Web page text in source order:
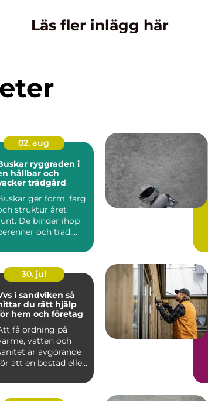
Läs fler inlägg här
02. aug
ryggraden i
hållbar och
trädgård
ger form, färg
struktur året
De binder ihop
och träd,
30. jul
i sandviken så
du rätt hjälp
hem och företag
få ordning på
vatten och
är avgörande
att en bostad eller